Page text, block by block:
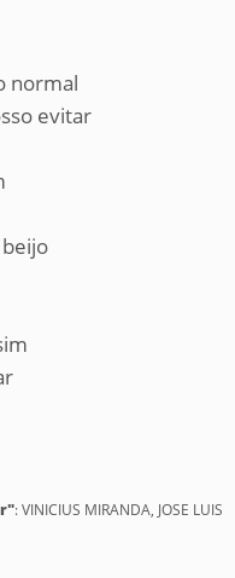
normal
evitar
: VINICIUS MIRANDA, JOSE LUIS